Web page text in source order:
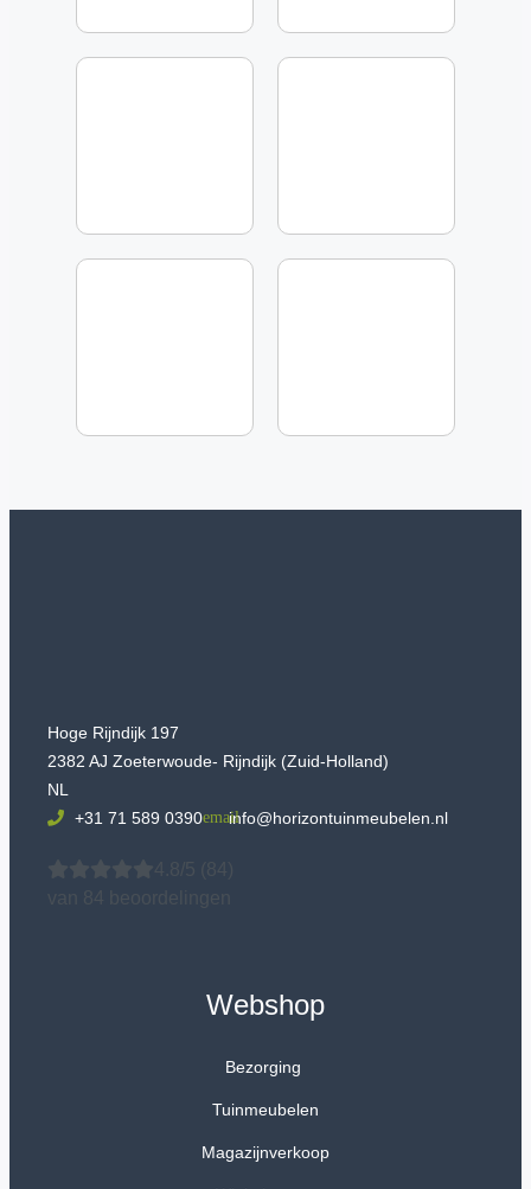
Hoge Rijndijk 197
2382 AJ Zoeterwoude- Rijndijk (Zuid-Holland)
NL
+31 71 589 0390
info@horizontuinmeubelen.nl
4.8/5
(84)
van 84 beoordelingen
Webshop
Bezorging
Tuinmeubelen
Magazijnverkoop